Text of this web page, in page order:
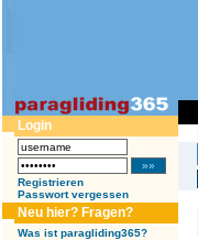
Login
Registrieren
Passwort vergessen
Neu hier? Fragen?
Was ist paragliding365?